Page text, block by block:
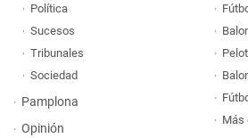
Política
Sucesos
Tribunales
Sociedad
Pamplona
Opinión
Más